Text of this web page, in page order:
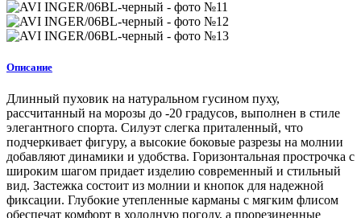
Описание
Длинный пуховик на натуральном гусином пуху,
рассчитанный на морозы до -20 градусов, выполнен в стиле
элегантного спорта. Силуэт слегка приталенный, что
подчеркивает фигуру, а высокие боковые разрезы на молнии
добавляют динамики и удобства. Горизонтальная прострочка с
широким шагом придает изделию современный и стильный
вид. Застежка состоит из молнии и кнопок для надежной
фиксации. Глубокие утепленные карманы с мягким флисом
обеспечат комфорт в холодную погоду, а прорезиненные